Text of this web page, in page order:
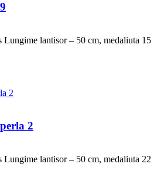
lantisor – 50 cm, medaliuta 15
2
lantisor – 50 cm, medaliuta 22